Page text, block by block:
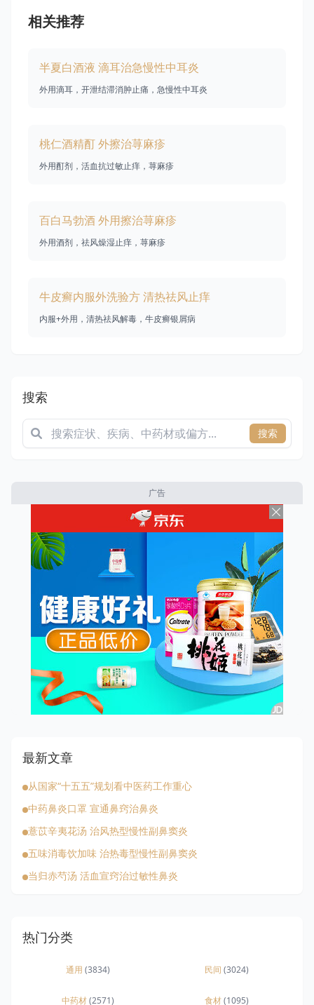
相关推荐
半夏白酒液 滴耳治急慢性中耳炎
外用滴耳，开泄结滞消肿止痛，急慢性中耳炎
桃仁酒精酊 外擦治荨麻疹
外用酊剂，活血抗过敏止痒，荨麻疹
百白马勃酒 外用擦治荨麻疹
外用酒剂，祛风燥湿止痒，荨麻疹
牛皮癣内服外洗验方 清热祛风止痒
内服+外用，清热祛风解毒，牛皮癣银屑病
搜索
搜索
广告
最新文章
从国家“十五五”规划看中医药工作重心
中药鼻炎口罩 宣通鼻窍治鼻炎
薏苡辛夷花汤 治风热型慢性副鼻窦炎
五味消毒饮加味 治热毒型慢性副鼻窦炎
当归赤芍汤 活血宣窍治过敏性鼻炎
热门分类
通用 (3834) 民间 (3024)
中药材(2571) 食材(1095)